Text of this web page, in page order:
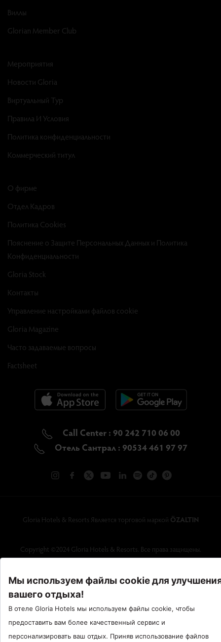
Виллы
Glorian Member Club
Мероприятия
Новости Gloria
Виртуальный Тур
Правила И Условия
Политика конфиденциальности
Коммерческий титул
О фирме
Отдел Кадров
Политика Cookies
Пояснение о Защите Персональных Данных и Политика
Конфиденциальности
Gloria Stock
Контакты
Управление настройками файлов cookie
Gloria Magazine
Часто задаваемые вопросы
Factsheet
Call Center : 90 242 710 06 00
Отель Сантрал : 90534 461 97 97
Gloria Hotels & Resorts Является торговой маркой ÖZALTIN
Copyright ©2024 Gloria Hotels & Resorts. Все права защищены.